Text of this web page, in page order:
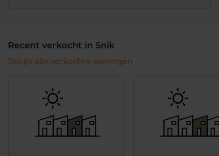
Recent verkocht in Snik
Bekijk alle verkochte woningen